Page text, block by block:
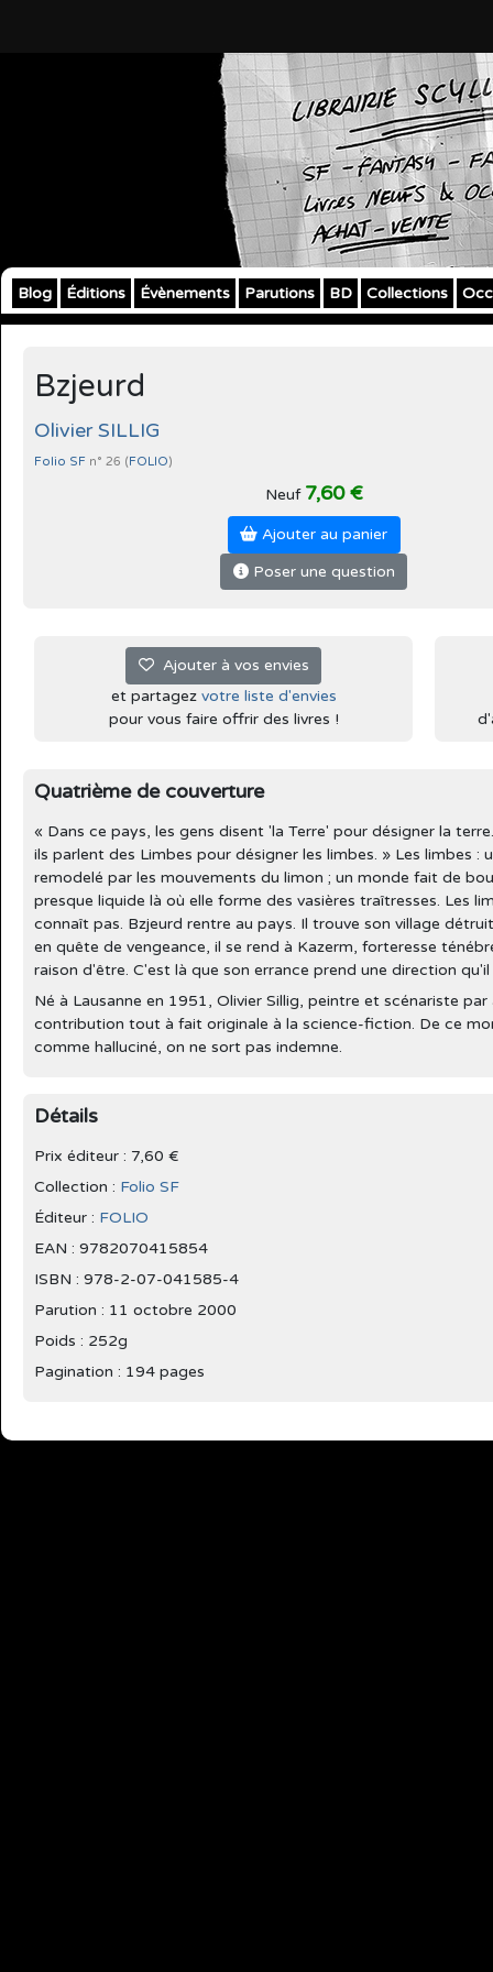
Blog Éditions Évènements Parutions BD Collections
Bzjeurd
Olivier SILLIG
Folio SF n° 26 (FOLIO)
Neuf 7,60 €
Ajouter au panier
Poser une question
Ajouter à vos envies
et partagez votre liste d'envies
pour vous faire offrir des livres !
Quatrième de couverture
« Dans ce pays, les gens disent 'la Terre' pour désigner la
ils parlent des Limbes pour désigner les limbes. » Les limbes :
remodelé par les mouvements du limon ; un monde fait de
presque liquide là où elle forme des vasières traîtresses. Les
connaît pas. Bzjeurd rentre au pays. Il trouve son village
en quête de vengeance, il se rend à Kazerm, forteresse
raison d'être. C'est là que son errance prend une direction
Né à Lausanne en 1951, Olivier Sillig, peintre et scénariste
contribution tout à fait originale à la science-fiction. De ce
comme halluciné, on ne sort pas indemne.
Détails
Prix éditeur : 7,60 €
Collection : Folio SF
Éditeur : FOLIO
EAN : 9782070415854
ISBN : 978-2-07-041585-4
Parution : 11 octobre 2000
Poids : 252g
Pagination : 194 pages